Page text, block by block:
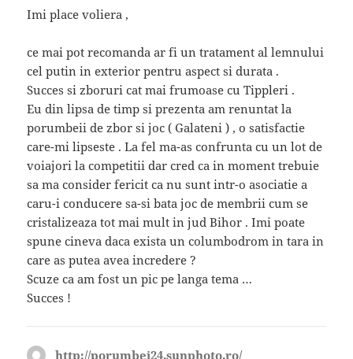
Imi place voliera ,
ce mai pot recomanda ar fi un tratament al lemnului
cel putin in exterior pentru aspect si durata .
Succes si zboruri cat mai frumoase cu Tippleri .
Eu din lipsa de timp si prezenta am renuntat la
porumbeii de zbor si joc ( Galateni ) , o satisfactie
care-mi lipseste . La fel ma-as confrunta cu un lot de
voiajori la competitii dar cred ca in moment trebuie
sa ma consider fericit ca nu sunt intr-o asociatie a
caru-i conducere sa-si bata joc de membrii cum se
cristalizeaza tot mai mult in jud Bihor . Imi poate
spune cineva daca exista un columbodrom in tara in
care as putea avea incredere ?
Scuze ca am fost un pic pe langa tema …
Succes !
http://porumbei24.sunphoto.ro/spune: